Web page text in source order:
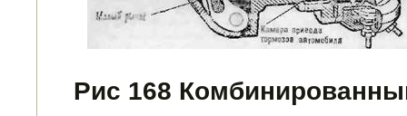
Рис 168